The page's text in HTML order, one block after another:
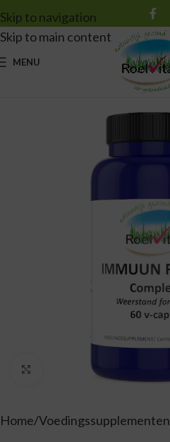
Skip to navigation
Skip to main content
MENU
Vergroten
Home Voedingssupplementen